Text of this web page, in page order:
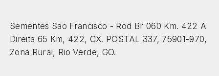
Sementes São Francisco - Rod Br 060 Km. 422 A
Direita 65 Km, 422, CX. POSTAL 337, 75901-970,
Zona Rural, Rio Verde, GO.